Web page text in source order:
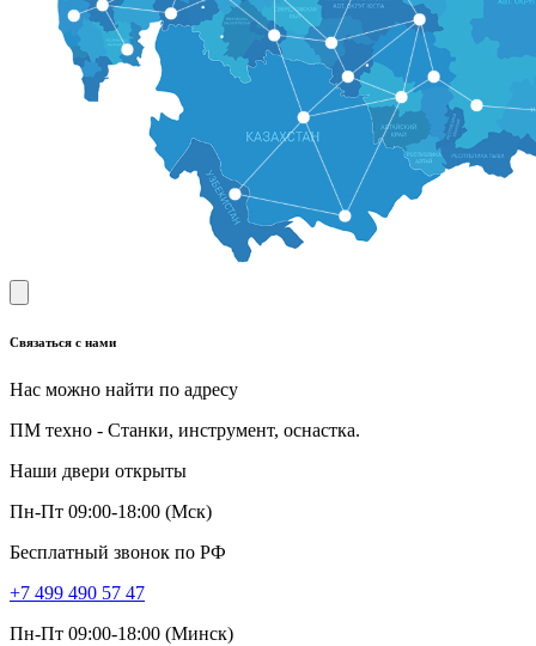
Связаться с нами
Нас можно найти по адресу
ПМ техно - Станки, инструмент, оснастка.
Наши двери открыты
Пн-Пт 09:00-18:00 (Мск)
Бесплатный звонок по РФ
+7 499 490 57 47
Пн-Пт 09:00-18:00 (Минск)